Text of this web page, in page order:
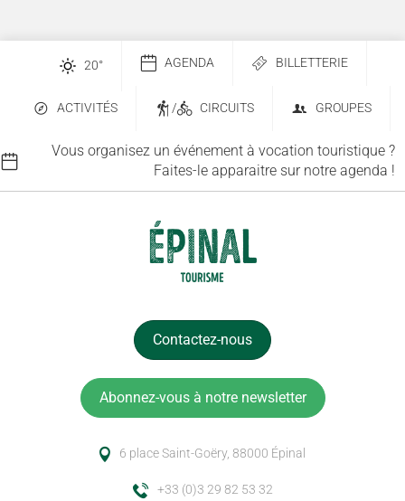
20° AGENDA BILLETTERIE
ACTIVITÉS / CIRCUITS GROUPES
Vous organisez un événement à vocation touristique ?
Faites-le apparaitre sur notre agenda !
Contactez-nous
Abonnez-vous à notre newsletter
6 place Saint-Goëry, 88000 Épinal
+33 (0)3 29 82 53 32